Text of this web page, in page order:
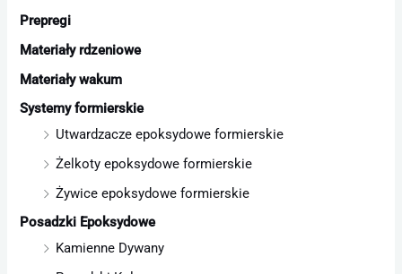
Prepregi
Materiały rdzeniowe
Materiały wakum
Systemy formierskie
Utwardzacze epoksydowe formierskie
Żelkoty epoksydowe formierskie
Żywice epoksydowe formierskie
Posadzki Epoksydowe
Kamienne Dywany